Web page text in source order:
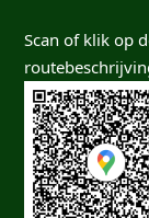
Scan of klik op